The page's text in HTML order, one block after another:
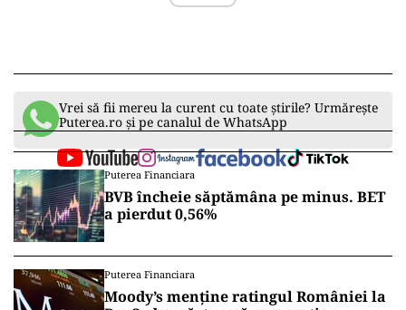
Vrei să fii mereu la curent cu toate știrile? Urmărește
Puterea.ro și pe canalul de WhatsApp
Puterea Financiara
BVB încheie săptămâna pe minus. BET
a pierdut 0,56%
Puterea Financiara
Moody’s menține ratingul României la